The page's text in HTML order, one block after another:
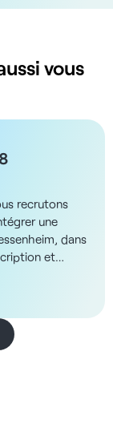
vous
recrutons
une
dans
et
et
: - La
- La
La
nuits,